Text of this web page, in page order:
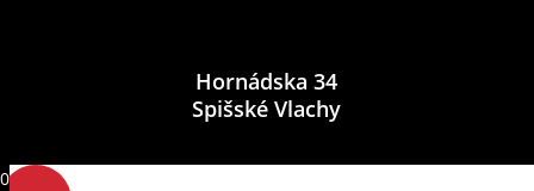
Hornádska 34
Spišské Vlachy
0